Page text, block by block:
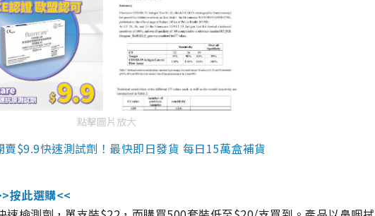
點擊圖片放大
$9.9快速測試劑！最快即日發貨 每日15萬盒補貨
按此選購<<